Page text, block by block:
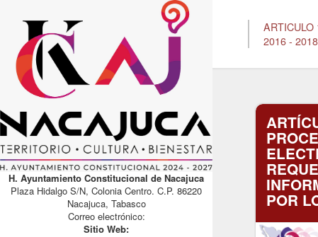
H. Ayuntamiento Constitucional de Nacajuca
Plaza Hidalgo S/N, Colonia Centro. C.P. 86220
Nacajuca, Tabasco
Correo electrónico:
Sitio Web:
ARTICULO
2016 - 2018
POR